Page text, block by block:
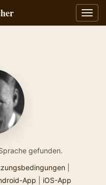
gefunden.
App iOS-App